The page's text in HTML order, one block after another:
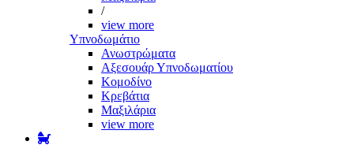
/
view more
Υπνοδωμάτιο
Ανωστρώματα
Αξεσουάρ Υπνοδωματίου
Κομοδίνο
Κρεβάτια
Μαξιλάρια
view more